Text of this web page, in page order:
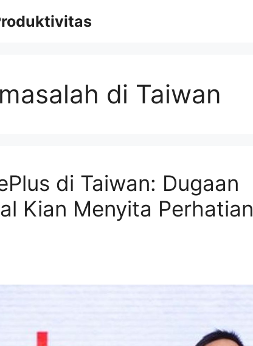
di Taiwan
di Taiwan: Dugaan
Kian Menyita Perhatian